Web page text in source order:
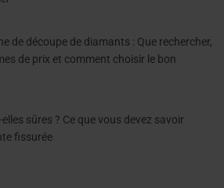
de découpe de diamants : Que rechercher,
de prix et comment choisir le bon
sûres ? Ce que vous devez savoir
fissurée